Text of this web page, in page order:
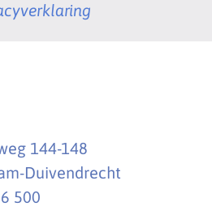
144-148
Duivendrecht
500